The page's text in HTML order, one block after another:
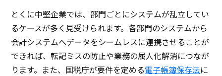
とくに中堅企業では、部門ごとにシステムが乱立してい
るケースが多く見受けられます。各部門のシステムから
会計システムへデータをシームレスに連携させることが
できれば、転記ミスの防止や業務の属人化解消につなが
ります。また、国税庁が要件を定める電子帳簿保存法に